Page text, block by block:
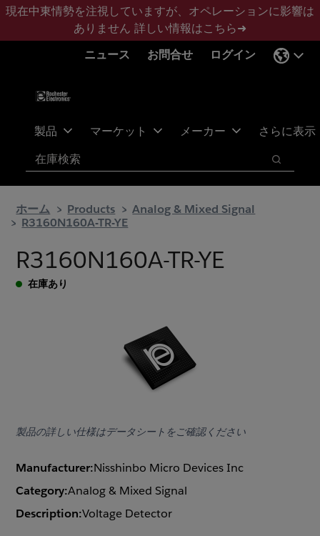
メ
ン
フ
タ
現在中東情勢を注視していますが、オペレーションに影響は
ありません 詳しい情報はこちら➜
ニュース
お問合せ ログイン
製品 マーケット メーカー さらに表示
検索
検索
ホーム Products
Analog & Mixed Signal
R3160N160A-TR-YE
R3160N160A-TR-YE
在庫あり
製品の詳しい仕様はデータシートをご確認ください
Manufacturer:Nisshinbo Micro Devices Inc
Category:Analog & Mixed Signal
Description:Voltage Detector